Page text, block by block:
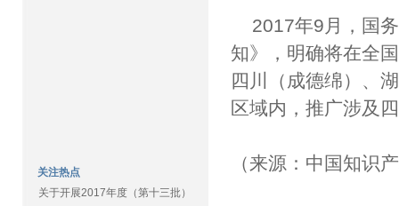
关注热点
关于开展2017年度（第十三批）
2017年9月，国
知》，明确将在全
四川（成德绵）、
区域内，推广涉及
（来源：中国知识